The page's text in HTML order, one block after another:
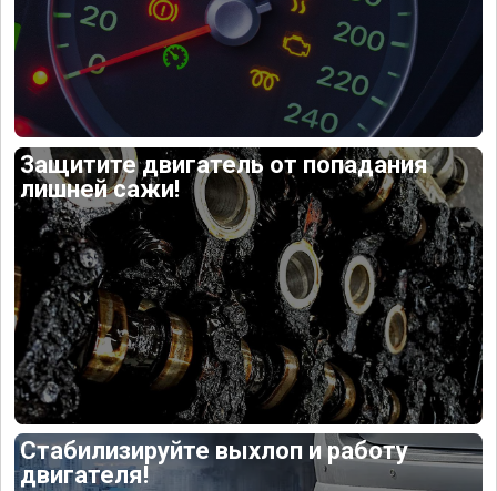
Защитите двигатель от попадания
лишней сажи!
Стабилизируйте выхлоп и работу
двигателя!